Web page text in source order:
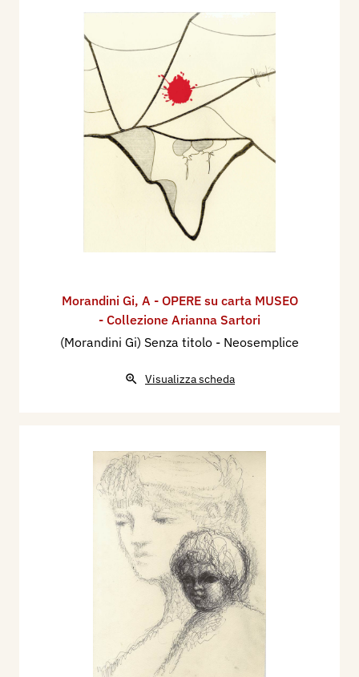
Morandini Gi, A - OPERE su carta MUSEO
- Collezione Arianna Sartori
(Morandini Gi) Senza titolo - Neosemplice
Visualizza scheda